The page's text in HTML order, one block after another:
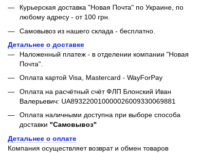
Курьерская доставка "Новая Почта" по Украине, по
любому адресу - от 100 грн.
Самовывоз из нашего склада - бесплатно.
Детальнее о доставке
Наложенный платеж - в отделении компании "Новая
Почта".
Оплата картой Visa, Mastercard - WayForPay
Оплата на расчётный счёт ФЛП Блонский Иван
Валерьевич: UA893220010000026009330069881
Оплата наличными доступна при выборе способа
доставки "Самовывоз"
Детальнее о оплате
Компания осуществляет возврат и обмен товаров